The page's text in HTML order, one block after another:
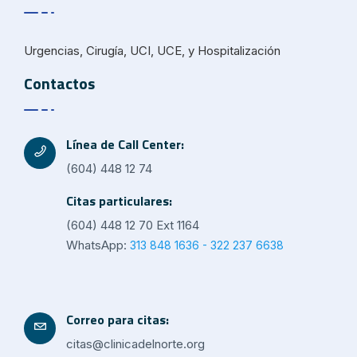
Urgencias, Cirugía, UCI, UCE, y Hospitalización
Contactos
Línea de Call Center:
(604) 448 12 74
Citas particulares:
(604) 448 12 70 Ext 1164
WhatsApp: 313 848 1636 - 322 237 6638
Correo para citas:
citas@clinicadelnorte.org